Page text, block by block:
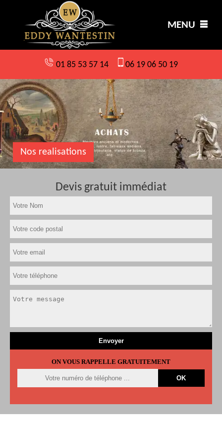
MENU
01 85 53 57 14 06 19 06 50 19
Nos realisations
Devis gratuit immédiat
ON VOUS RAPPELLE GRATUITEMENT